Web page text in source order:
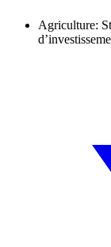
Agriculture: